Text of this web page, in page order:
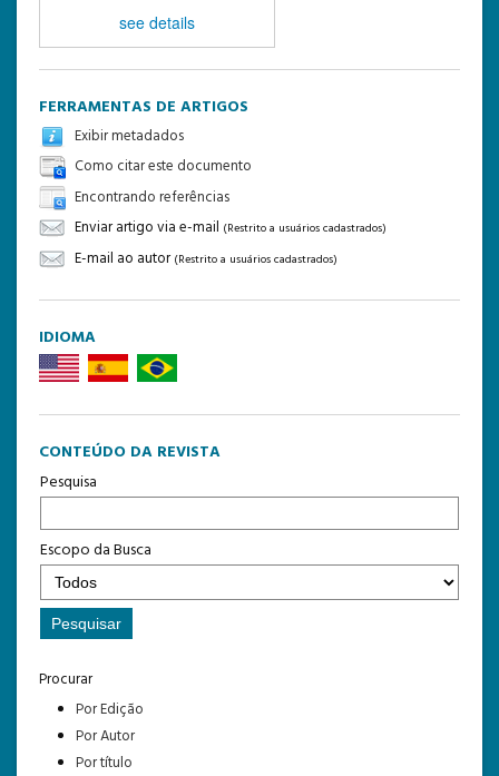
see details
FERRAMENTAS DE ARTIGOS
Exibir metadados
Como citar este documento
Encontrando referências
Enviar artigo via e-mail (Restrito a usuários cadastrados)
E-mail ao autor (Restrito a usuários cadastrados)
IDIOMA
CONTEÚDO DA REVISTA
Pesquisa
Escopo da Busca
Procurar
Por Edição
Por Autor
Por título